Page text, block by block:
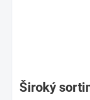
Široký